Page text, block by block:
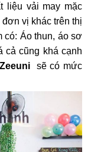
liệu vải may mặc
vị khác trên thị
có: Áo thun, áo sơ
cả cũng khá cạnh
Zeeunisẽ có mức